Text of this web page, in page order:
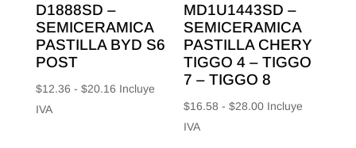
D1888SD –
SEMICERAMICA
PASTILLA BYD S6
POST
$12.36 - $20.16Rango
Incluye
IVA
MD1U1443SD –
SEMICERAMICA
PASTILLA CHERY
TIGGO 4 – TIGGO
7 – TIGGO 8
$16.58 - $28.00Rango
Incluye
IVA